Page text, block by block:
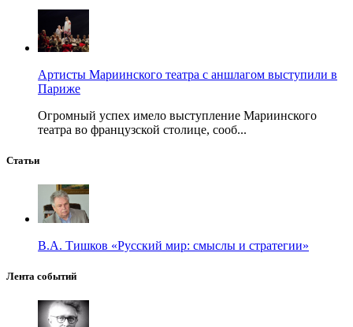
Артисты Мариинского театра с аншлагом выступили в
Париже
Огромный успех имело выступление Мариинского
театра во французской столице, сооб...
Статьи
В.А. Тишков «Русский мир: смыслы и стратегии»
Лента событий